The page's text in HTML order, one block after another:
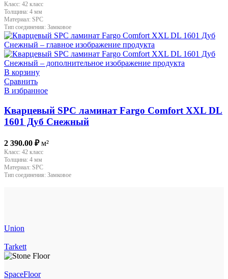
Класс: 42 класс
Толщина: 4 мм
Материал: SPC
Тип соединения: Замковое
В корзину
Сравнить
В избранное
Кварцевый SPC ламинат Fargo Comfort XXL DL
1601 Дуб Снежный
2 390.00 ₽м²
Класс: 42 класс
Толщина: 4 мм
Материал: SPC
Тип соединения: Замковое
Union
Tarkett
SpaceFloor